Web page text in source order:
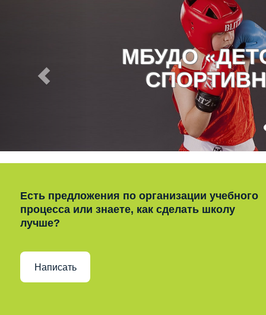
МБУДО
Есть предложения по организации учебного
процесса или знаете, как сделать школу
лучше?
Написать